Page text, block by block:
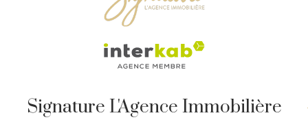
Signature L'Agence Immobilière